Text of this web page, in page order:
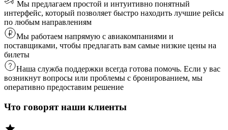
Мы предлагаем простой и интуитивно понятный
интерфейс, который позволяет быстро находить лучшие рейсы
по любым направлениям
Мы работаем напрямую с авиакомпаниями и
поставщиками, чтобы предлагать вам самые низкие цены на
билеты
Наша служба поддержки всегда готова помочь. Если у вас
возникнут вопросы или проблемы с бронированием, мы
оперативно предоставим решение
Что говорят наши клиенты